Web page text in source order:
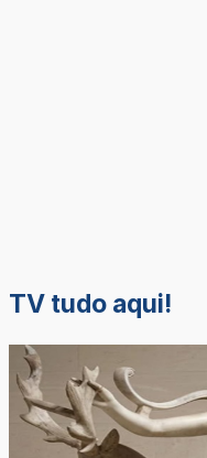
TV tudo aqui!